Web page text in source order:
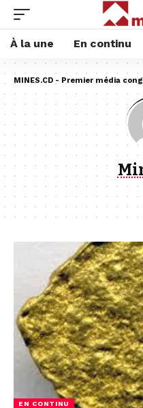
À la une En continu
MINES.CD - Premier média
EN CONTINU